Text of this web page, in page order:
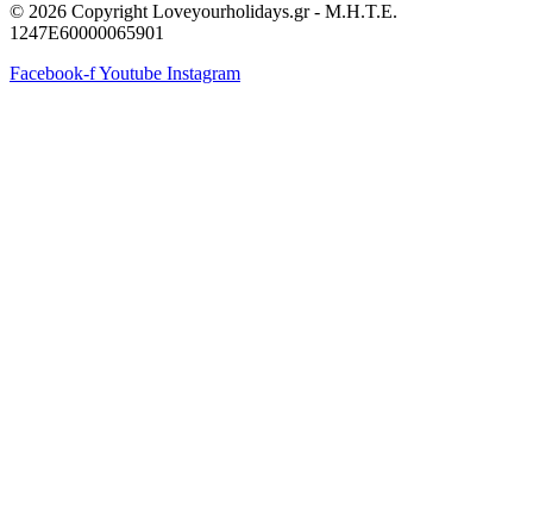
© 2026 Copyright Loveyourholidays.gr - M.H.T.E.
1247Ε60000065901
Facebook-fYoutube Instagram